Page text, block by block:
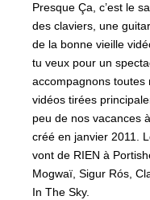
Presque Ça, c’est le
des claviers, une
de la bonne vieille
tu veux pour un
accompagnons toutes
vidéos tirées
peu de nos vacances
créé en janvier 2011.
vont de RIEN à
Mogwaï, Sigur Rós,
In The Sky.